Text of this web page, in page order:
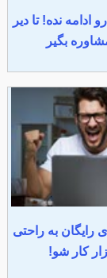
ادامه نده! تا دیر
بگیر
رایگان به راحتی
کار شو!